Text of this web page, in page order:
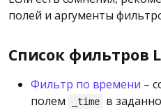
полей и аргументы
Список фильтров
Фильтр по времени –
полем
_time
в